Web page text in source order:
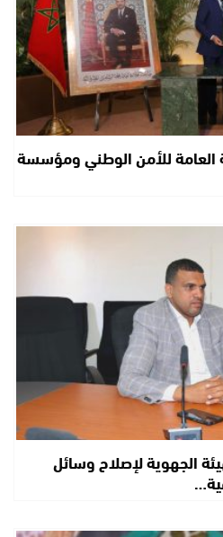
العامة للأمن الوطني ومؤسسة
الجهوية لإصلاح وسائل